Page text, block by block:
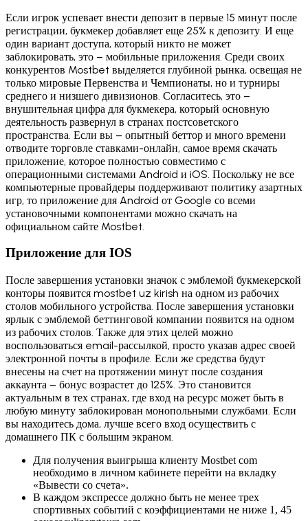
Если игрок успевает внести депозит в первые 15 минут после
регистрации, букмекер добавляет еще 25% к депозиту. И еще
один вариант доступа, который никто не может
заблокировать, это – мобильные приложения. Среди своих
конкурентов Mostbet выделяется глубиной рынка, освещая не
только мировые Первенства и Чемпионаты, но и турниры
среднего и низшего дивизионов. Согласитесь, это –
внушительная цифра для букмекера, который основную
деятельность развернул в странах постсоветского
пространства. Если вы – опытный беттор и много времени
отводите торговле ставками-онлайн, самое время скачать
приложение, которое полностью совместимо с
операционными системами Android и iOS. Поскольку не все
компьютерные провайдеры поддерживают политику азартных
игр, то приложение для Android от Google со всеми
установочными компонентами можно скачать на
официальном сайте Mostbet.
Приложение для IOS
После завершения установки значок с эмблемой букмекерской
конторы появится mostbet uz kirish на одном из рабочих
столов мобильного устройства. После завершения установки
ярлык с эмблемой беттинговой компании появится на одном
из рабочих столов. Также для этих целей можно
воспользоваться email-рассылкой, просто указав адрес своей
электронной почты в профиле. Если же средства будут
внесены на счет на протяжении минут после создания
аккаунта – бонус возрастет до 125%. Это становится
актуальным в тех странах, где вход на ресурс может быть в
любую минуту заблокирован монопольными службами. Если
вы находитесь дома, лучше всего вход осуществить с
домашнего ПК с большим экраном.
Для получения выигрыша клиенту Mostbet com
необходимо в личном кабинете перейти на вкладку
«Вывести со счета».
В каждом экспрессе должно быть не менее трех
спортивных событий с коэффициентами не ниже 1, 45